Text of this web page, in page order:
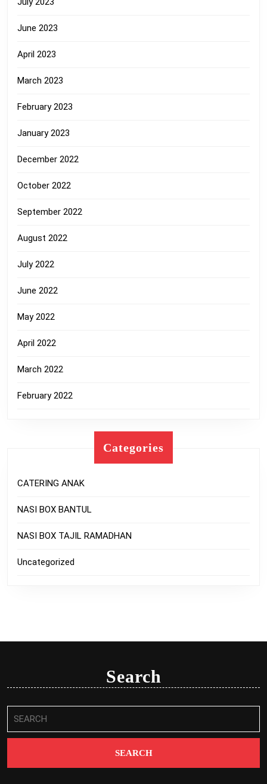
June 2023
April 2023
March 2023
February 2023
January 2023
December 2022
October 2022
September 2022
August 2022
July 2022
June 2022
May 2022
April 2022
March 2022
February 2022
Categories
CATERING ANAK
NASI BOX BANTUL
NASI BOX TAJIL RAMADHAN
Uncategorized
Search
for: